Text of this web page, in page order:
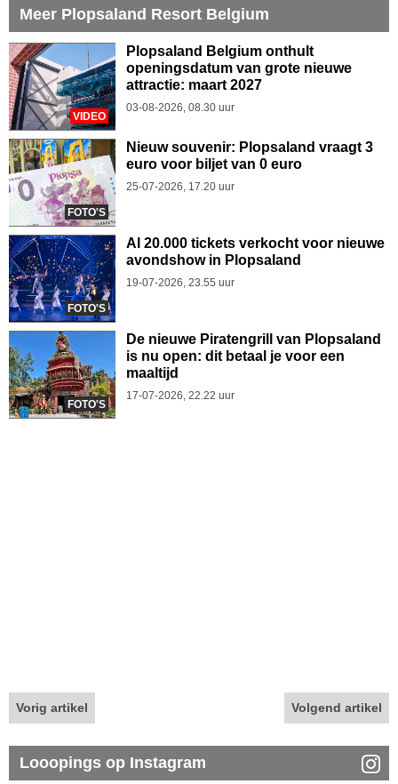
Meer Plopsaland Resort Belgium
VIDEO
Plopsaland Belgium onthult
openingsdatum van grote nieuwe
attractie: maart 2027
03-08-2026, 08.30 uur
FOTO'S
Nieuw souvenir: Plopsaland vraagt 3
euro voor biljet van 0 euro
25-07-2026, 17.20 uur
FOTO'S
Al 20.000 tickets verkocht voor nieuwe
avondshow in Plopsaland
19-07-2026, 23.55 uur
FOTO'S
De nieuwe Piratengrill van Plopsaland
is nu open: dit betaal je voor een
maaltijd
17-07-2026, 22.22 uur
Vorig artikel Volgend artikel
Looopings op Instagram